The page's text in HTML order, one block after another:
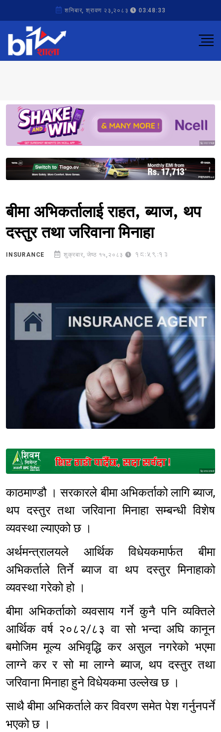
शनिबार, श्रावण २३,२०८३ 03:48:33
Sponsored
Sponsored
बीमा अभिकर्तालाई राहत, ब्याज, थप
दस्तुर तथा जरिवाना मिनाहा
INSURANCE शुक्रबार, जेष्ठ १५,२०८३ 18:59:13
Sponsored
काठमाण्डौ । सरकारले बीमा अभिकर्ताको लागि ब्याज,
थप दस्तुर तथा जरिवाना मिनाहा सम्बन्धी विशेष
व्यवस्था ल्याएको छ ।
अर्थमन्त्रालयले आर्थिक विधेयकमार्फत बीमा
अभिकर्ताले तिर्ने ब्याज वा थप दस्तुर मिनाहाको
व्यवस्था गरेको हो ।
बीमा अभिकर्ताको व्यवसाय गर्ने कुनै पनि व्यक्तिले
आर्थिक वर्ष २०८२/८३ वा सो भन्दा अघि कानून
बमोजिम मूल्य अभिवृद्धि कर असुल नगरेको भएमा
लाग्ने कर र सो मा लाग्ने ब्याज, थप दस्तुर तथा
जरिवाना मिनाहा हुने विधेयकमा उल्लेख छ ।
साथै बीमा अभिकर्ताले कर विवरण समेत पेश गर्नुनपर्ने
भएको छ ।